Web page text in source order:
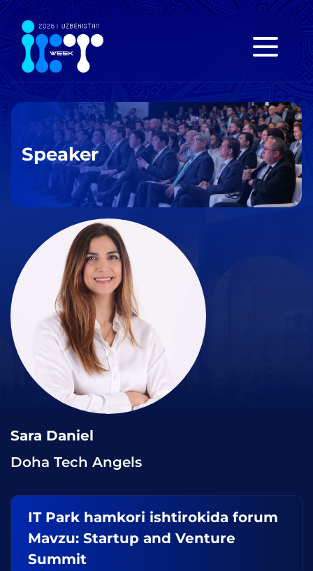
Speaker
Sara Daniel
Doha Tech Angels
IT Park hamkori ishtirokida forum
Mavzu: Startup and Venture
Summit